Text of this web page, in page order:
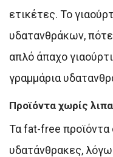
ετικέτες. Το
υδατανθράκων,
απλό άπαχο
γραμμάρια
Προϊόντα χωρίς
Τα fat-free προϊόντα
υδατάνθρακες,